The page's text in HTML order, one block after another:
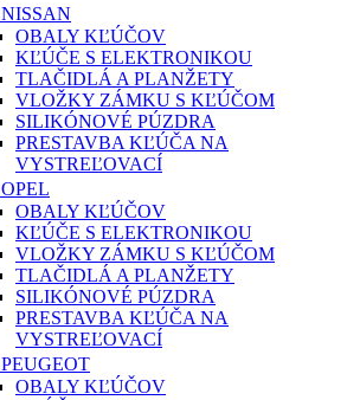
NISSAN
OBALY KĽÚČOV
KĽÚČE S ELEKTRONIKOU
TLAČIDLÁ A PLANŽETY
VLOŽKY ZÁMKU S KĽÚČOM
SILIKÓNOVÉ PÚZDRA
PRESTAVBA KĽÚČA NA
VYSTREĽOVACÍ
OPEL
OBALY KĽÚČOV
KĽÚČE S ELEKTRONIKOU
VLOŽKY ZÁMKU S KĽÚČOM
TLAČIDLÁ A PLANŽETY
SILIKÓNOVÉ PÚZDRA
PRESTAVBA KĽÚČA NA
VYSTREĽOVACÍ
PEUGEOT
OBALY KĽÚČOV